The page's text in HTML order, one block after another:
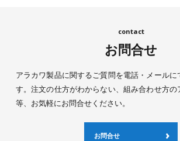
お問合せ
アラカワ製品に関するご質問を電話・メールに
す。注文の仕方がわからない、組み合わせ方
等、お気軽にお問合せください。
お問合せ